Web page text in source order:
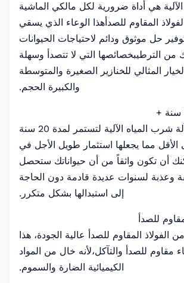
هي أداة ضرورية لكل مالكي الماشية
المقاوم للصدأهذا الوعاء الذي يسقي
حل موثوق ودائم لاحتياجات الحيوانات
من الترطيبخصائصها التي لا تتصدأ وسهلة
المثالي للخنازير الصغيرة والمتوسطة
والكبيرة الحجم.
لقد تم تصميم آلة شرب المياه الآلية لتستمر لمدة 20 سنة
الأقل مما يجعلها استثمار طويل الأجل في
أن تكون واثقاً من أن حيواناتك ستحصل
وعذبة لسنوات عديدة قادمة دون الحاجة
إلى استبدالها بشكل متكرر.
للصدأ
الفولاذ المقاوم للصدأ عالية الجودة، هذا
مقاوم للصدأ والتآكل،لأنه خال من المواد
الكيميائية الضارة والسموم.